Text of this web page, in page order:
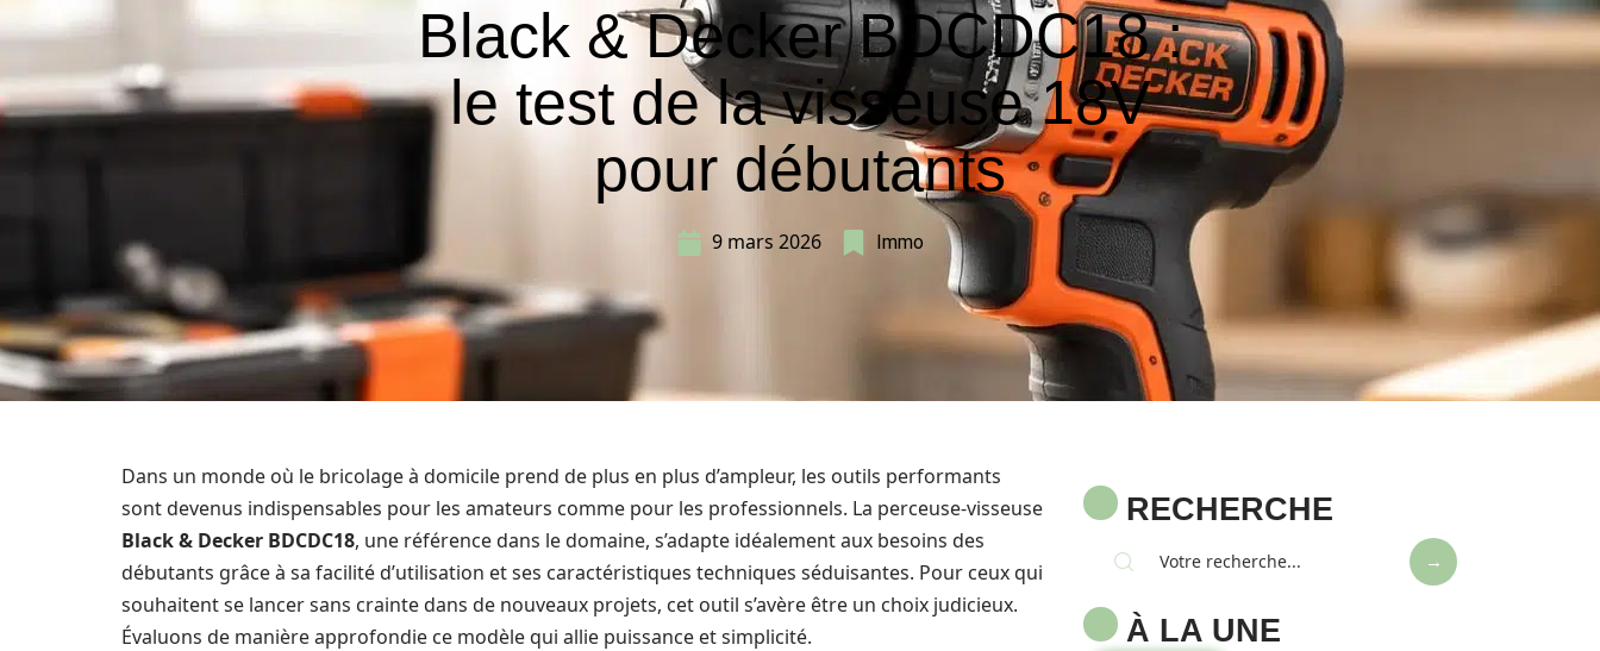
Black & Decker BDCDC18 :
le test de la visseuse 18V
pour débutants
9 mars 2026 Immo
Dans un monde où le bricolage à domicile prend de plus en plus d’ampleur, les outils performants
sont devenus indispensables pour les amateurs comme pour les professionnels. La perceuse-visseuse
Black & Decker BDCDC18, une référence dans le domaine, s’adapte idéalement aux besoins des
débutants grâce à sa facilité d’utilisation et ses caractéristiques techniques séduisantes. Pour ceux qui
souhaitent se lancer sans crainte dans de nouveaux projets, cet outil s’avère être un choix judicieux.
Évaluons de manière approfondie ce modèle qui allie puissance et simplicité.
RECHERCHE
À LA UNE